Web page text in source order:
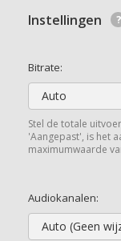
Instellingen
Bitrate:
Auto
Stel de totale
'Aangepast', is het
maximumwaarde
Audiokanalen:
Auto (Geen